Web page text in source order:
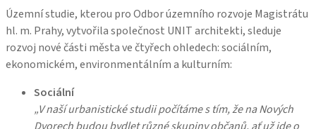
Územní studie, kterou pro Odbor územního rozvoje Magistrátu
hl. m. Prahy, vytvořila společnost UNIT architekti, sleduje
rozvoj nové části města ve čtyřech ohledech: sociálním,
ekonomickém, environmentálním a kulturním:
Sociální
„V naší urbanistické studii počítáme s tím, že na Nových